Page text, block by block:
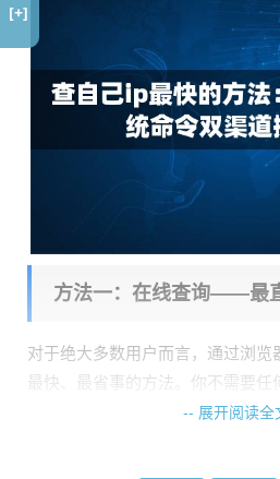
方法一：在线查询——最
对于绝大多数用户而言，通过浏览
最快、最省事的方法。你不需要任
-- 展开阅读全
[+]